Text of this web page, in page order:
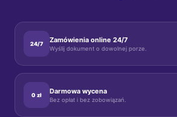
24/7 Zamówienia online 24/7
Wyślij dokument o dowolnej porze.
0 zł Darmowa wycena
Bez opłat i bez zobowiązań.